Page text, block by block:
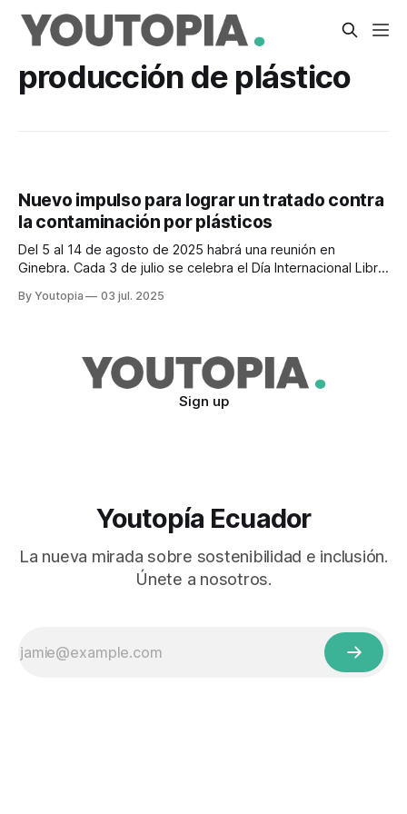
producción de plástico
Nuevo impulso para lograr un tratado contra
la contaminación por plásticos
Del 5 al 14 de agosto de 2025 habrá una reunión en
Ginebra. Cada 3 de julio se celebra el Día Internacional Libre
By Youtopia 03 jul. 2025
Sign up
Youtopía Ecuador
La nueva mirada sobre sostenibilidad e inclusión.
Únete a nosotros.